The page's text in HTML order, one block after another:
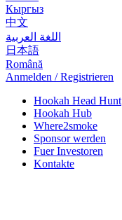
Кыргыз
中文
اللغة العربية
日本語
Română
Anmelden / Registrieren
Hookah Head Hunt
Hookah Hub
Where2smoke
Sponsor werden
Fuer Investoren
Kontakte